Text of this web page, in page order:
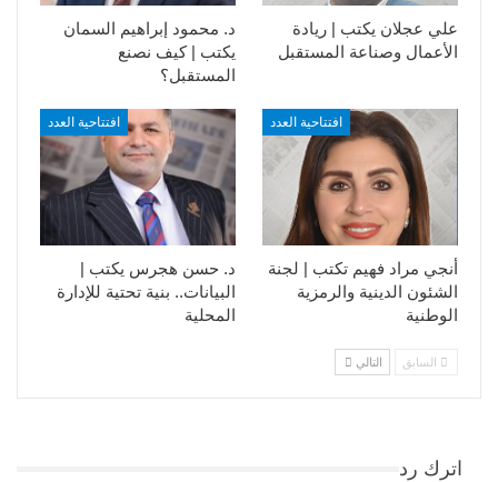
د. محمود إبراهيم السمان
يكتب | كيف نصنع
المستقبل؟
علي عجلان يكتب | ريادة
الأعمال وصناعة المستقبل
افتتاحية العدد
د. حسن هجرس يكتب |
البيانات.. بنية تحتية للإدارة
المحلية
افتتاحية العدد
أنجي مراد فهيم تكتب | لجنة
الشئون الدينية والرمزية
الوطنية
السابق التالي
اترك رد